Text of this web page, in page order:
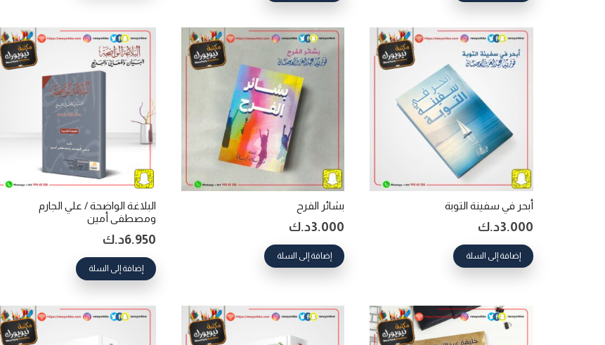
أبحر في سفينة التوبة
3.000د.ك
إضافة إلى السلة
بشائر الفرح
3.000د.ك
إضافة إلى السلة
البلاغة الواضحة / علي الجارم
ومصطفى أمين
6.950د.ك
إضافة إلى السلة